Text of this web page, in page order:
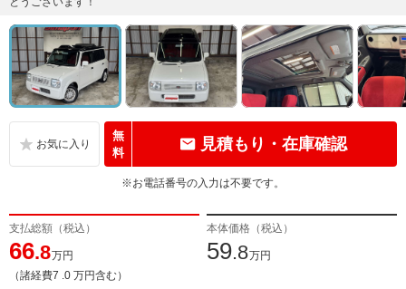
無
料
見積もり・在庫確認
※お電話番号の入力は不要です。
支払総額（税込）
66.8万円
（諸経費7 .0 万円含む）
本体価格（税込）
59.8万円